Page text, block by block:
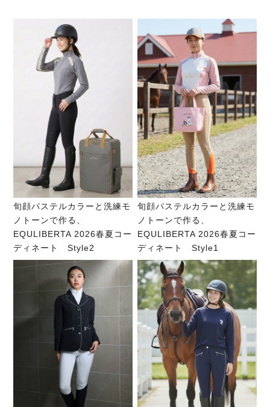
旬顔パステルカラーと洗練モ
ノトーンで作る、
EQULIBERTA 2026春夏コー
ディネート Style2
旬顔パステルカラーと洗練モ
ノトーンで作る、
EQULIBERTA 2026春夏コー
ディネート Style1